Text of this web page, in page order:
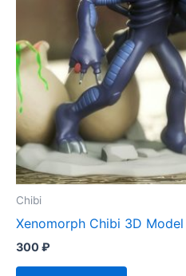
Chibi
Xenomorph Chibi 3D Model
300₽